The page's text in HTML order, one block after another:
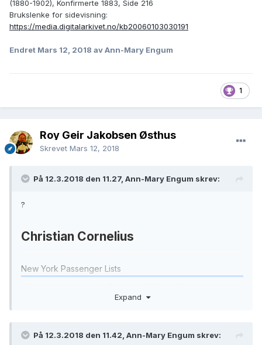
(1880-1902), Konfirmerte 1883, Side 216
Brukslenke for sidevisning:
https://media.digitalarkivet.no/kb20060103030191
Endret Mars 12, 2018 av Ann-Mary Engum
1
Roy Geir Jakobsen Østhus
Skrevet Mars 12, 2018
På 12.3.2018 den 11.27, Ann-Mary Engum skrev:
?
Christian Cornelius
New York Passenger Lists
Event Date
Expand
På 12.3.2018 den 11.42, Ann-Mary Engum skrev: